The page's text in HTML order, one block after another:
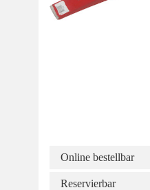
Online bestellbar
Reservierbar